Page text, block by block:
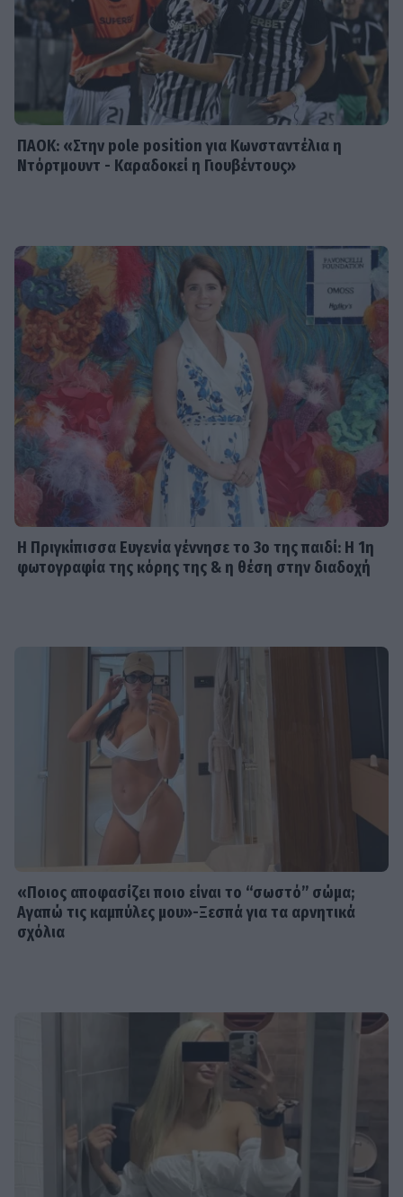
και η βέρα, κρίμα αν χωρίσατε» -
Φουντώνουν οι φήμες χωρισμού
ΠΑΟΚ: «Στην pole position για Κωνσταντέλια η
Ντόρτμουντ - Καραδοκεί η Γιουβέντους»
Η Πριγκίπισσα Ευγενία γέννησε το 3ο της παιδί: Η 1η
φωτογραφία της κόρης της & η θέση στην διαδοχή
«Ποιος αποφασίζει ποιο είναι το “σωστό” σώμα;
Αγαπώ τις καμπύλες μου»-Ξεσπά για τα αρνητικά
σχόλια